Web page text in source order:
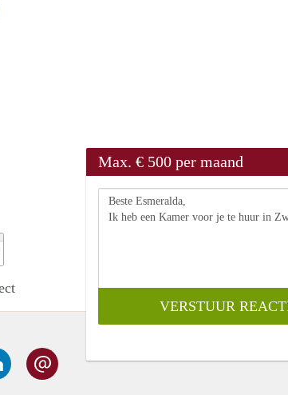
Max. € 500 per maand